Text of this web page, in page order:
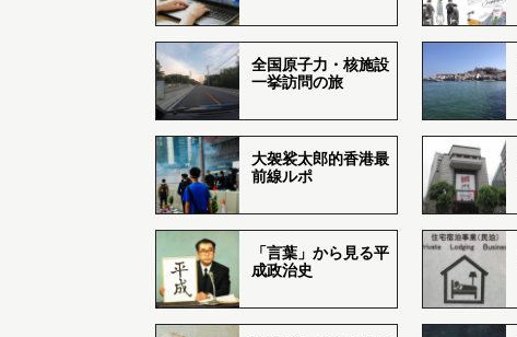
全国原子力・核施設
一挙訪問の旅
大袈裟太郎的香港最
前線ルポ
「言葉」から見る平
成政治史